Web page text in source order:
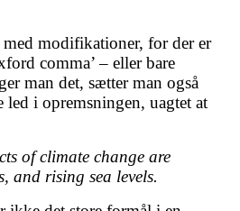
med modifikationer, for der er
comma’ – eller bare
man det, sætter man også
led i opremsningen, uagtet at
of climate change are
and rising sea levels.